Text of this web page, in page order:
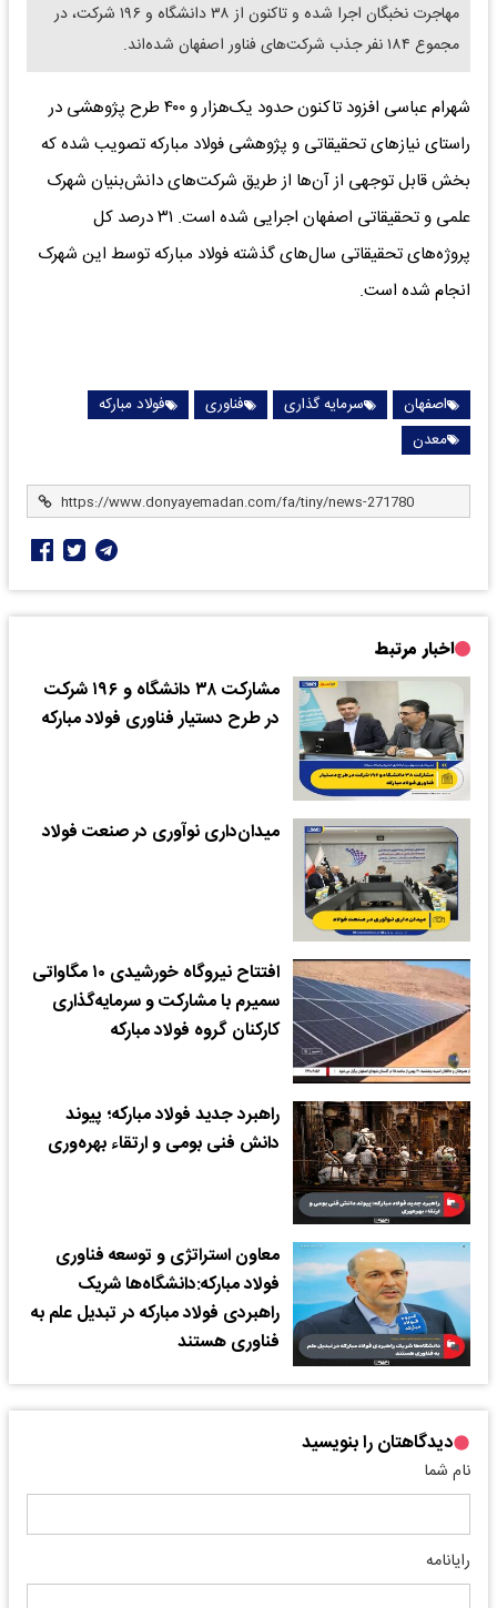
مهاجرت نخبگان اجرا شده و تاکنون از ۳۸ دانشگاه و ۱۹۶ شرکت، در
مجموع ۱۸۴ نفر جذب شرکت‌های فناور اصفهان شده‌اند.
شهرام عباسی افزود تاکنون حدود یک‌هزار و ۴۰۰ طرح پژوهشی در
راستای نیازهای تحقیقاتی و پژوهشی فولاد مبارکه تصویب شده که
بخش قابل توجهی از آن‌ها از طریق شرکت‌های دانش‌بنیان شهرک
علمی و تحقیقاتی اصفهان اجرایی شده است. ۳۱ درصد کل
پروژه‌های تحقیقاتی سال‌های گذشته فولاد مبارکه توسط این شهرک
انجام شده است.
اصفهان سرمایه گذاری فناوری
فولاد مبارکه
معدن
اخبار مرتبط
مشارکت ۳۸ دانشگاه و ۱۹۶ شرکت
در طرح دستیار فناوری فولاد مبارکه
میدان‌داری نوآوری در صنعت فولاد
افتتاح نیروگاه خورشیدی ۱۰ مگاواتی
سمیرم با مشارکت و سرمایه‌گذاری
کارکنان گروه فولاد مبارکه
راهبرد جدید فولاد مبارکه؛ پیوند
دانش فنی بومی و ارتقاء بهره‌وری
معاون استراتژی و توسعه فناوری
فولاد مبارکه:دانشگاه‌ها شریک
راهبردی فولاد مبارکه در تبدیل علم به
فناوری هستند
دیدگاهتان را بنویسید
نام شما
رایانامه